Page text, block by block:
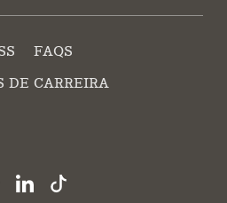
FAQS
DE CARREIRA